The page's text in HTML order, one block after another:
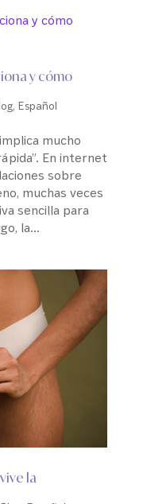
y cómo
, Español
mucho
En internet
sobre
muchas veces
sencilla para
la...
la